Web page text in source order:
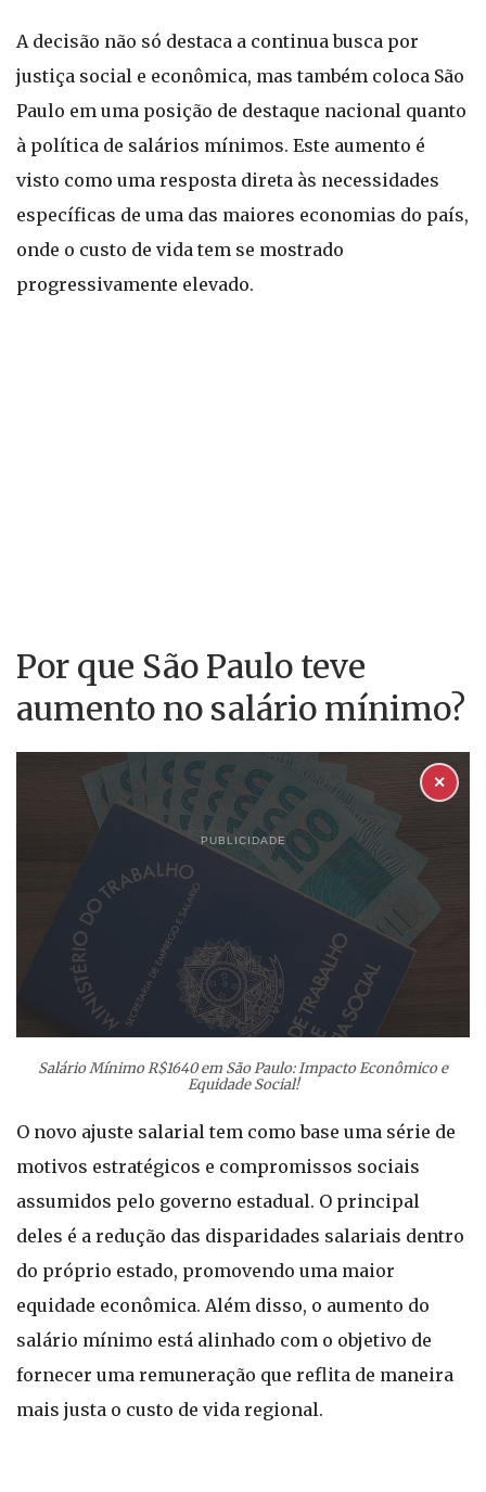
A decisão não só destaca a continua busca por
justiça social e econômica, mas também coloca São
Paulo em uma posição de destaque nacional quanto
à política de salários mínimos. Este aumento é
visto como uma resposta direta às necessidades
específicas de uma das maiores economias do país,
onde o custo de vida tem se mostrado
progressivamente elevado.
Por que São Paulo teve
aumento no salário mínimo?
PUBLICIDADE
✕
Salário Mínimo R$1640 em São Paulo: Impacto Econômico e
Equidade Social!
O novo ajuste salarial tem como base uma série de
motivos estratégicos e compromissos sociais
assumidos pelo governo estadual. O principal
deles é a redução das disparidades salariais dentro
do próprio estado, promovendo uma maior
equidade econômica. Além disso, o aumento do
salário mínimo está alinhado com o objetivo de
fornecer uma remuneração que reflita de maneira
mais justa o custo de vida regional.